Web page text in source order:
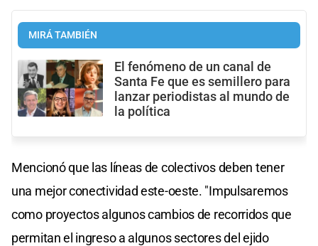
MIRÁ TAMBIÉN
El fenómeno de un canal de
Santa Fe que es semillero para
lanzar periodistas al mundo de
la política
Mencionó que las líneas de colectivos deben tener
una mejor conectividad este-oeste. "Impulsaremos
como proyectos algunos cambios de recorridos que
permitan el ingreso a algunos sectores del ejido